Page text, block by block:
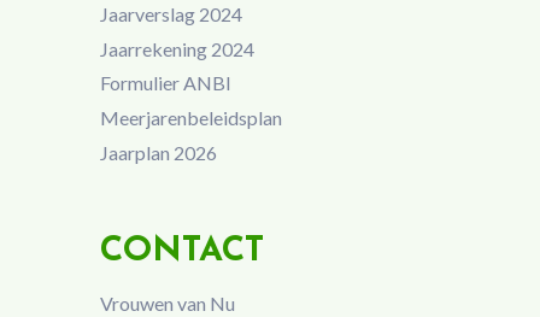
Jaarverslag 2024
Jaarrekening 2024
Formulier ANBI
Meerjarenbeleidsplan
Jaarplan 2026
CONTACT
Vrouwen van Nu